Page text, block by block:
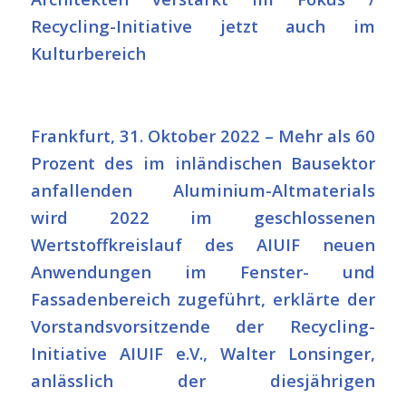
Recycling-Initiative jetzt auch im
Kulturbereich
Frankfurt, 31. Oktober 2022 – Mehr als 60
Prozent des im inländischen Bausektor
anfallenden Aluminium-Altmaterials
wird 2022 im geschlossenen
Wertstoffkreislauf desAIUIF neuen
Anwendungen im Fenster- und
Fassadenbereich zugeführt, erklärte der
Vorstandsvorsitzende der Recycling-
Initiative AIUIF e.V., Walter Lonsinger,
anlässlich der diesjährigen